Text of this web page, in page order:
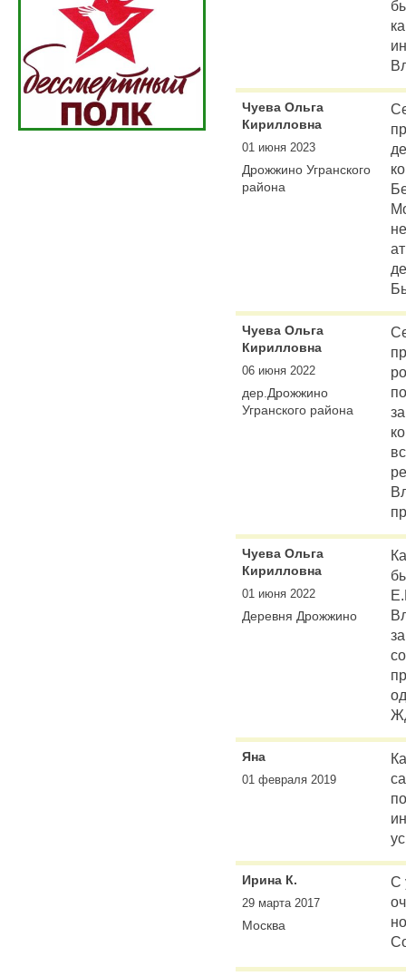
Чуева Ольга
Кирилловна
01 июня 2023
Дрожжино Угранского
района
Чуева Ольга
Кирилловна
06 июня 2022
дер.Дрожжино
Угранского района
Чуева Ольга
Кирилловна
01 июня 2022
Деревня Дрожжино
Яна
01 февраля 2019
Ирина К.
29 марта 2017
Москва
С